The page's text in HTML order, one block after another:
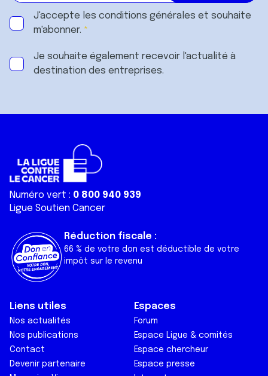
J'accepte les conditions générales et souhaite
m'abonner.
Je souhaite également recevoir l'actualité à
destination des entreprises.
Numéro vert : 0 800 940 939
Ligue Soutien Cancer
Réduction fiscale :
66 % de votre don est déductible de votre
impôt sur le revenu
Liens utiles
Nos actualités
Nos publications
Contact
Devenir partenaire
Espaces
Forum
Espace Ligue & comités
Espace chercheur
Espace presse